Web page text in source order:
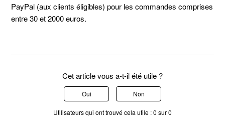
PayPal (aux clients éligibles) pour les commandes comprises
entre 30 et 2000 euros.
Cet article vous a-t-il été utile ?
Oui Non
Utilisateurs qui ont trouvé cela utile : 0 sur 0